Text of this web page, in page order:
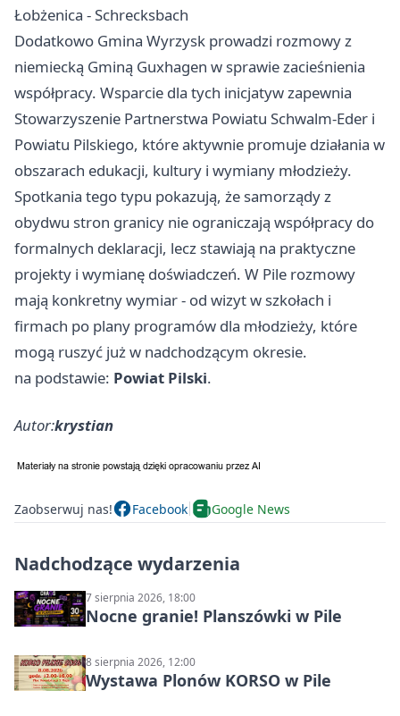
Łobżenica - Schrecksbach
Dodatkowo Gmina Wyrzysk prowadzi rozmowy z
niemiecką Gminą Guxhagen w sprawie zacieśnienia
współpracy. Wsparcie dla tych inicjatyw zapewnia
Stowarzyszenie Partnerstwa Powiatu Schwalm-Eder i
Powiatu Pilskiego, które aktywnie promuje działania w
obszarach edukacji, kultury i wymiany młodzieży.
Spotkania tego typu pokazują, że samorządy z
obydwu stron granicy nie ograniczają współpracy do
formalnych deklaracji, lecz stawiają na praktyczne
projekty i wymianę doświadczeń. W Pile rozmowy
mają konkretny wymiar - od wizyt w szkołach i
firmach po plany programów dla młodzieży, które
mogą ruszyć już w nadchodzącym okresie.
na podstawie: Powiat Pilski.
Autor:krystian
Zaobserwuj nas! Facebook Google News
Nadchodzące wydarzenia
7 sierpnia 2026, 18:00
Nocne granie! Planszówki w Pile
8 sierpnia 2026, 12:00
Wystawa Plonów KORSO w Pile